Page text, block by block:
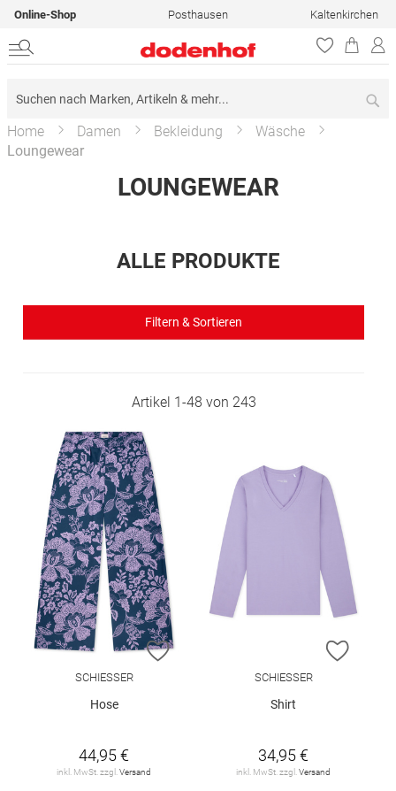
Online-Shop Posthausen Kaltenkirchen
Home Damen Bekleidung
Wäsche
Loungewear
LOUNGEWEAR
ALLE PRODUKTE
Filtern & Sortieren
Artikel 1-48 von 243
ZUR WUNSCHLISTE HINZUFÜGEN
SCHIESSER
Hose
44,95 €
inkl. MwSt. zzgl. Versand
ZUR
SCHIESSER
Shirt
34,95 €
inkl. MwSt. zzgl. Versand